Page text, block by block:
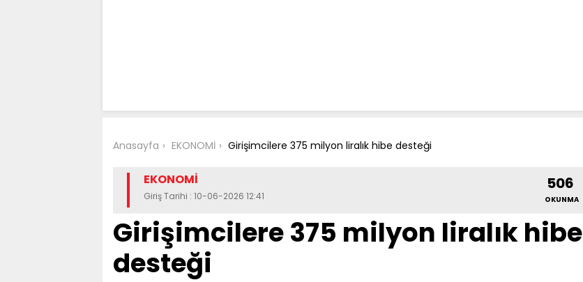
Anasayfa EKONOMİ Girişimcilere 375 milyon liralık hibe desteği
EKONOMİ
Giriş Tarihi : 10-06-2026 12:41
506
OKUNMA
Girişimcilere 375 milyon liralık hibe
desteği